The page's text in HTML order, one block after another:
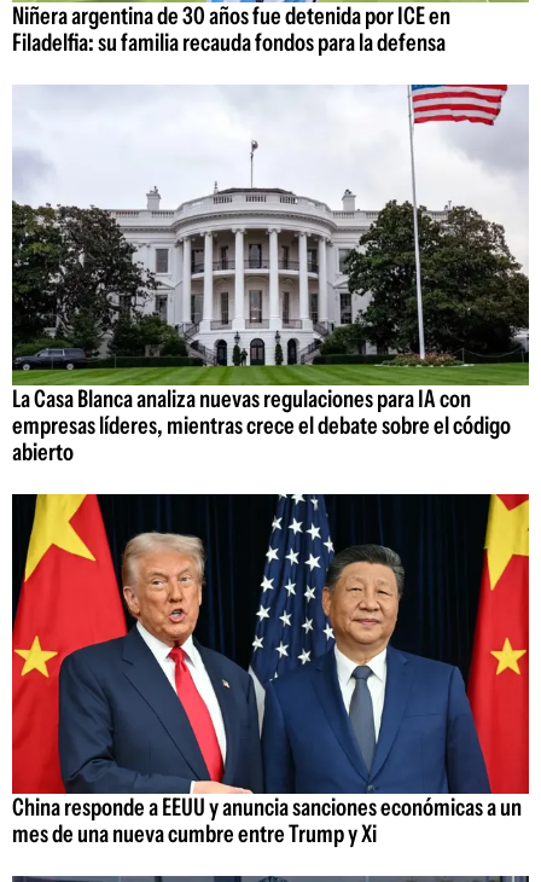
Niñera argentina de 30 años fue detenida por ICE en
Filadelfia: su familia recauda fondos para la defensa
La Casa Blanca analiza nuevas regulaciones para IA con
empresas líderes, mientras crece el debate sobre el código
abierto
China responde a EEUU y anuncia sanciones económicas a un
mes de una nueva cumbre entre Trump y Xi